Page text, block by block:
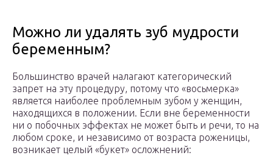
Можно ли удалять зуб мудрости
беременным?
Большинство врачей налагают категорический
запрет на эту процедуру, потому что «восьмерка»
является наиболее проблемным зубом у женщин,
находящихся в положении. Если вне беременности
ни о побочных эффектах не может быть и речи, то на
любом сроке, и независимо от возраста роженицы,
возникает целый «букет» осложнений: